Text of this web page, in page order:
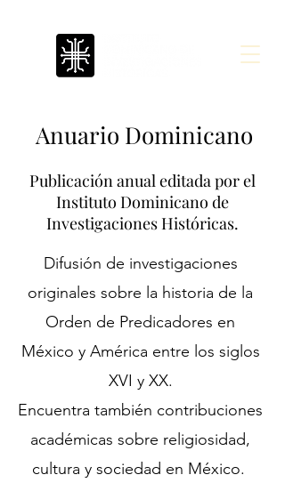
Anuario Dominicano
Publicación anual editada por el
Instituto Dominicano de
Investigaciones Históricas.
Difusión de investigaciones
originales sobre la historia de la
Orden de Predicadores en
México y América entre los siglos
XVI y XX.
Encuentra también contribuciones
académicas sobre religiosidad,
cultura y sociedad en México.